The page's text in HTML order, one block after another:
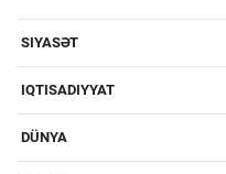
SIYASƏT
IQTISADIYYAT
DÜNYA